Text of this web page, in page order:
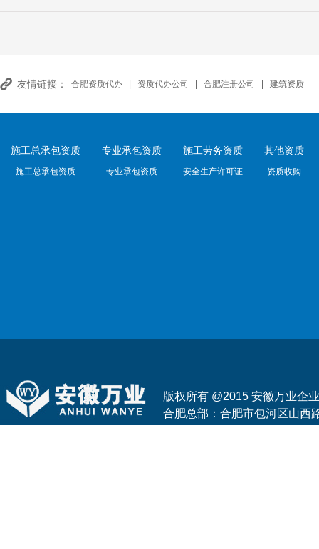
友情链接： 合肥资质代办 | 资质代办公司 | 合肥注册公司 | 建筑资质
施工总承包资质
施工总承包资质
专业承包资质
专业承包资质
施工劳务资质
安全生产许可证
其他资质
资质收购
版权所有 @2015 安徽万业企
合肥总部：合肥市包河区山西